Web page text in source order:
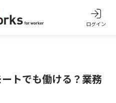
ログイン
トでも働ける？業務